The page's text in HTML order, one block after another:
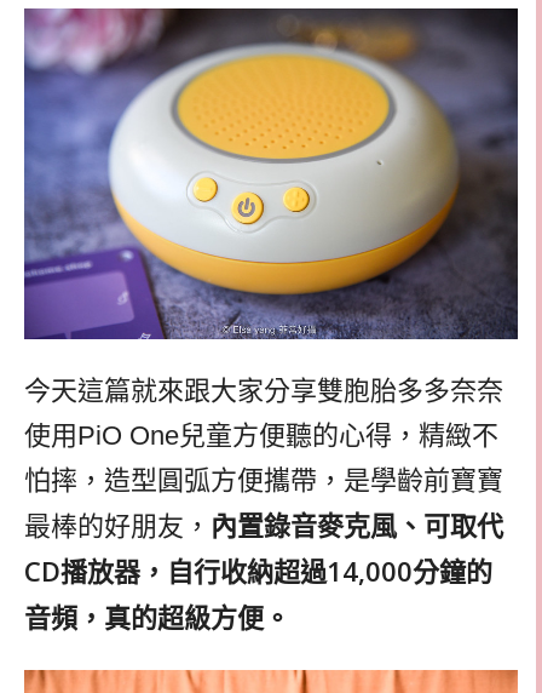
今天這篇就來跟大家分享雙胞胎多多奈奈
使用 PiO One兒童方便聽的心得，精緻不
怕摔，造型圓弧方便攜帶，是學齡前寶寶
最棒的好朋友， 內置錄音麥克風、可取代
CD播放器，自行收納超過14,000分鐘的
音頻，真的超級方便。